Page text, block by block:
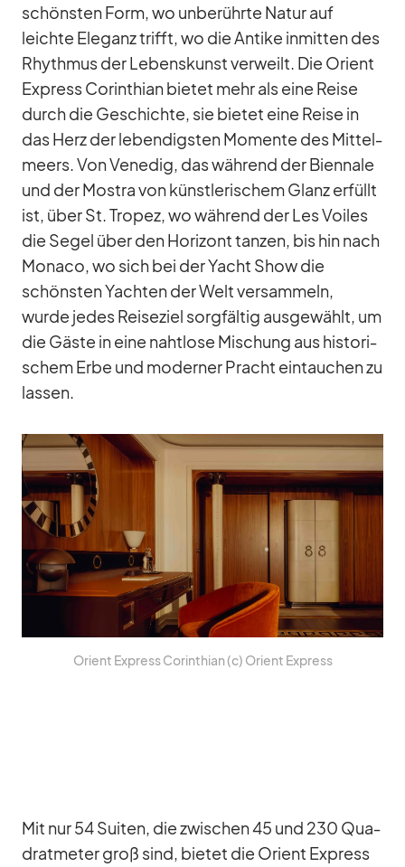
schöns­ten Form, wo un­be­rührte Na­tur auf
leichte Ele­ganz trifft, wo die An­tike in­mit­ten des
Rhyth­mus der Le­bens­kunst ver­weilt. Die Ori­ent
Ex­press Co­rin­thian bie­tet mehr als eine Reise
durch die Ge­schichte, sie bie­tet eine Reise in
das Herz der le­ben­digs­ten Mo­mente des Mit­tel­
meers. Von Ve­ne­dig, das wäh­rend der Bi­en­nale
und der Mos­tra von künst­le­ri­schem Glanz er­füllt
ist, über St. Tro­pez, wo wäh­rend der Les Voi­les
die Se­gel über den Ho­ri­zont tan­zen, bis hin nach
Mo­naco, wo sich bei der Yacht Show die
schöns­ten Yach­ten der Welt ver­sam­meln,
wurde je­des Rei­se­ziel sorg­fäl­tig aus­ge­wählt, um
die Gäste in eine naht­lose Mi­schung aus his­to­ri­
schem Erbe und mo­der­ner Pracht ein­tau­chen zu
las­sen.
Ori­ent Ex­press Co­rin­thian (c) Ori­ent Ex­press
Mit nur 54 Sui­ten, die zwi­schen 45 und 230 Qua­
drat­me­ter groß sind, bie­tet die Ori­ent Ex­press